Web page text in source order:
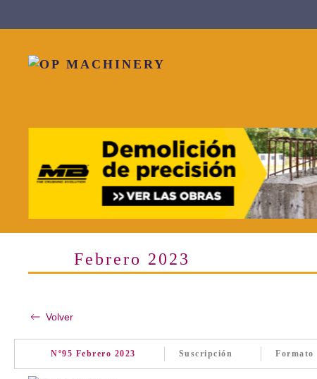
Febrero 2023
Volver
Nº95 Febrero 2023 Suscripción Formato